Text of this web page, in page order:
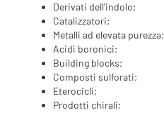
Derivati dell’indolo;
Catalizzatori;
Metalli ad elevata purezza;
Acidi boronici;
Building blocks;
Composti sulforati;
Eterocicli;
Prodotti chirali;